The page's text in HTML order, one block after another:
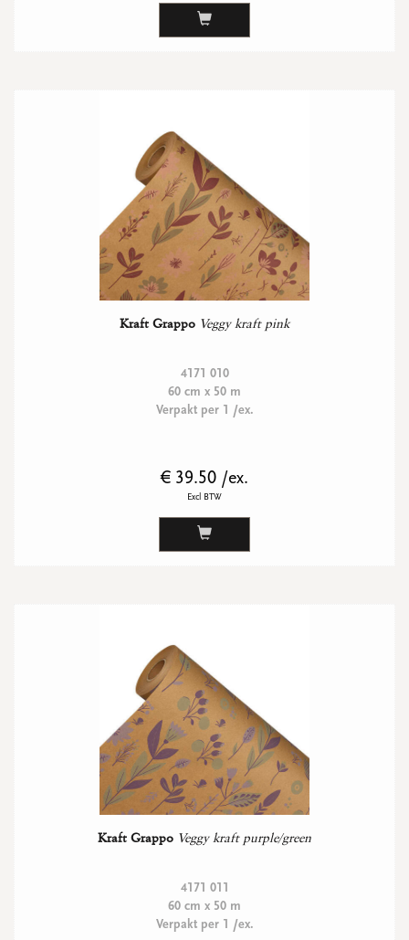
Kraft Grappo Veggy kraft pink
4171 010
60 cm x 50 m
Verpakt per 1 /ex.
€ 39.50 /ex.
Excl BTW
Kraft Grappo Veggy kraft purple/green
4171 011
60 cm x 50 m
Verpakt per 1 /ex.